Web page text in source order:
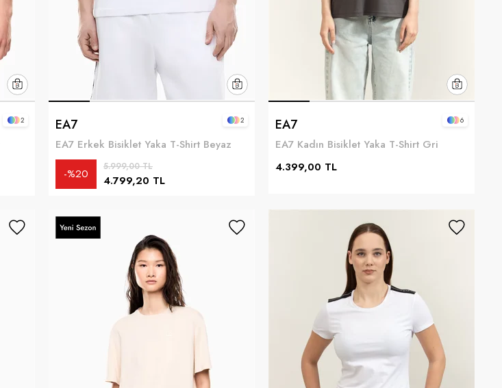
2 EA7
EA7 Erkek Bisiklet Yaka T-Shirt Beyaz
4.799,20 TL
5.999,00 TL
%20
2 EA7
EA7 Kadın Bisiklet Yaka T-Shirt Gri
4.399,00 TL
6